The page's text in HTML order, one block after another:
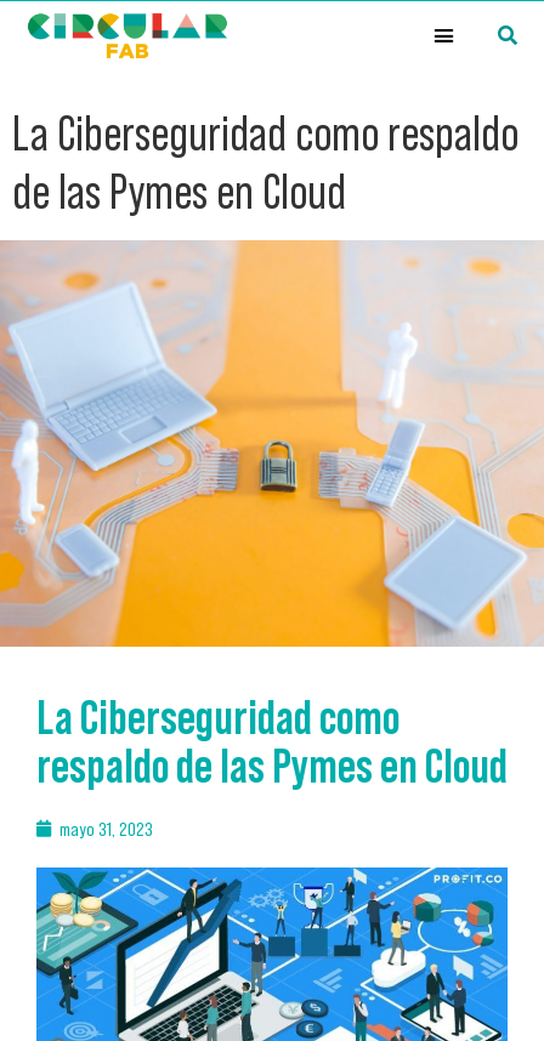
La Ciberseguridad como respaldo
de las Pymes en Cloud
La Ciberseguridad como
respaldo de las Pymes en Cloud
mayo 31, 2023